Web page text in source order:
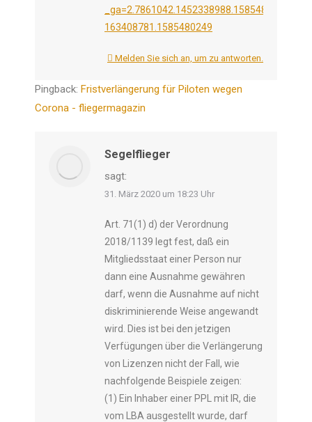
_ga=2.7861042.1452338988.1585480250-
163408781.1585480249
Melden Sie sich an, um zu antworten.
Pingback: Fristverlängerung für Piloten wegen
Corona - fliegermagazin
Segelflieger
sagt:
31. März 2020 um 18:23 Uhr
Art. 71(1) d) der Verordnung
2018/1139 legt fest, daß ein
Mitgliedsstaat einer Person nur
dann eine Ausnahme gewähren
darf, wenn die Ausnahme auf nicht
diskriminierende Weise angewandt
wird. Dies ist bei den jetzigen
Verfügungen über die Verlängerung
von Lizenzen nicht der Fall, wie
nachfolgende Beispiele zeigen:
(1) Ein Inhaber einer PPL mit IR, die
vom LBA ausgestellt wurde, darf